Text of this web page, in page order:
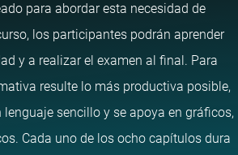
para abordar esta necesidad de
los participantes podrán aprender
y a realizar el examen al final. Para
resulte lo más productiva posible,
sencillo y se apoya en gráficos,
Cada uno de los ocho capítulos dura